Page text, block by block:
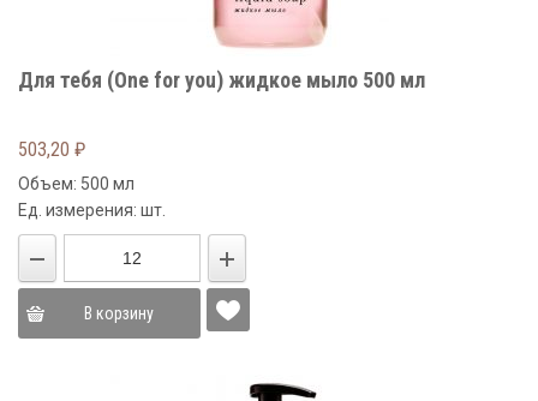
Для тебя (One for you) жидкое мыло 500 мл
503,20 ₽
Объем: 500 мл
Ед. измерения: шт.
В корзину